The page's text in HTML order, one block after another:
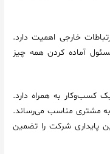
خارجی اهمیت دارد.
آماده کردن همه چیز
کسب‌وکار به همراه دارد.
مشتری مناسب می‌رساند.
پایداری شرکت را تضمین